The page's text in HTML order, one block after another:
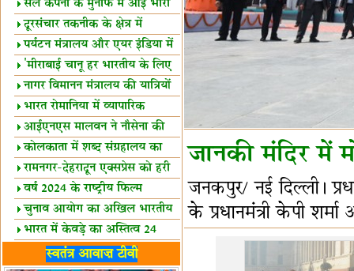
के प्रतिनिधि
सेल कंपनी के मुनाफे में आई भारी
उछाल!
दूरसंचार तकनीक के क्षेत्र में
उत्कृष्टता पुरस्कार
पर्यटन मंत्रालय और एयर इंडिया में
समझौता
'मीराबाई चानू हर भारतीय के लिए
प्रेरणा'
नागर विमानन मंत्रालय की यात्रियों
को सलाह
भारत रोमानिया में व्यापारिक
साझेदारियां
आईएनएस मालवन ने नौसेना की
ताकत बढ़ाई
कोलकाता में शब्द संग्रहालय का
उद्घाटन
रामनगर-देहरादून एक्सप्रेस को हरी
झंडीवर्ष 2024 के राष्ट्रीय फिल्म
पुरस्कारों की घोषणा
चुनाव आयोग का अखिल भारतीय
मीडिया सम्मेलन
भारत में केवड़े का अस्तित्‍व 24
लाख वर्ष!
लखनऊ में 'एक राष्ट्र एक चुनाव'
स्वतंत्र आवाज़ टीवी
जानकी मंदिर में
जनकपुर/ नई दिल्ली।
के प्रधानमंत्री केपी